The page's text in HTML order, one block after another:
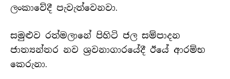
ලංකාවේදී පැවැත්වෙනවා.
සමුළුව රත්මලානේ පිහිටි ජල සම්පාදන
ජාත්‍යන්තර නව ශ්‍රවනාගාරයේදී ඊයේ ආරම්භ
කෙරුනා.